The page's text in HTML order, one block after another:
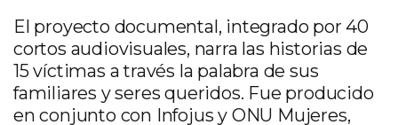
El proyecto documental, integrado por 40
cortos audiovisuales, narra las historias de
15 víctimas a través la palabra de sus
familiares y seres queridos. Fue producido
en conjunto con Infojus y ONU Mujeres,